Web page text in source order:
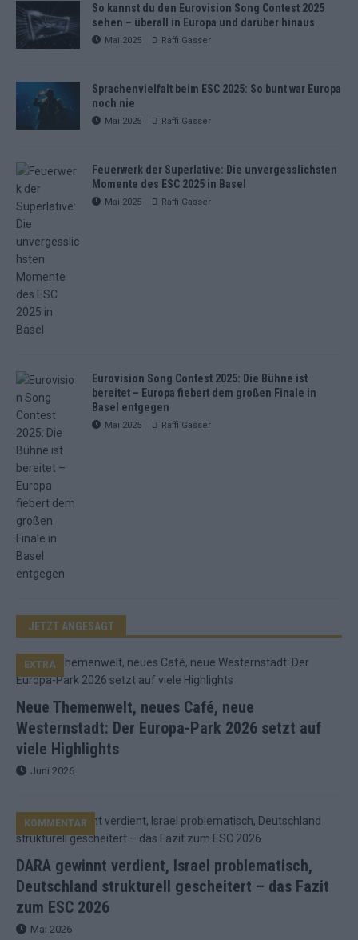
So kannst du den Eurovision Song Contest 2025
sehen – überall in Europa und darüber hinaus
Mai 2025 Raffi Gasser
Sprachenvielfalt beim ESC 2025: So bunt war Europa
noch nie
Mai 2025 Raffi Gasser
Feuerwerk der Superlative: Die unvergesslichsten
Momente des ESC 2025 in Basel
Mai 2025 Raffi Gasser
Eurovision Song Contest 2025: Die Bühne ist
bereitet – Europa fiebert dem großen Finale in
Basel entgegen
Mai 2025 Raffi Gasser
JETZT ANGESAGT
Neue Themenwelt, neues Café, neue
Westernstadt: Der Europa-Park 2026 setzt auf
viele Highlights
EXTRA
Juni 2026
DARA gewinnt verdient, Israel problematisch,
Deutschland strukturell gescheitert – das Fazit
zum ESC 2026
KOMMENTAR
Mai 2026